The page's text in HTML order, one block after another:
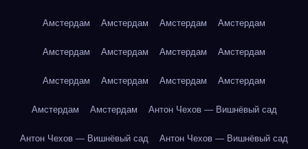
Амстердам Амстердам Амстердам Амстердам
Амстердам Амстердам Амстердам Амстердам
Амстердам Амстердам Амстердам Амстердам
Амстердам Амстердам Антон Чехов — Вишнёвый сад
Антон Чехов — Вишнёвый сад Антон Чехов — Вишнёвый сад